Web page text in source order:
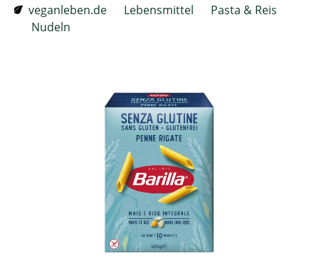
veganleben.de
Lebensmittel
Pasta & Reis
Nudeln
Bildergalerie überspringen